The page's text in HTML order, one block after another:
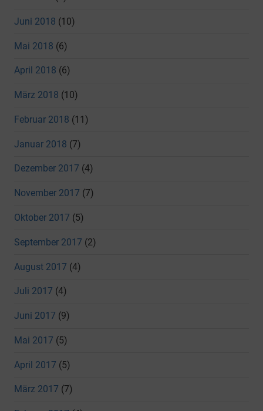
Juni 2018 (10)
Mai 2018 (6)
April 2018 (6)
März 2018 (10)
Februar 2018 (11)
Januar 2018 (7)
Dezember 2017 (4)
November 2017 (7)
Oktober 2017 (5)
September 2017 (2)
August 2017 (4)
Juli 2017 (4)
Juni 2017 (9)
Mai 2017 (5)
April 2017 (5)
März 2017 (7)